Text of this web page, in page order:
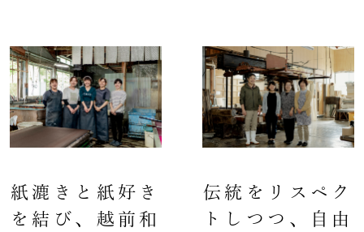
紙漉きと紙好き
を結び、越前和
伝統をリスペク
トしつつ、自由